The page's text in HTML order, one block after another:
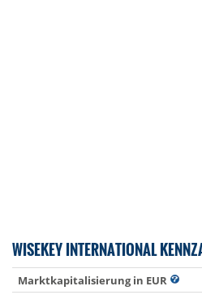
WISEKEY INTERNATIONAL
Marktkapitalisierung in EUR